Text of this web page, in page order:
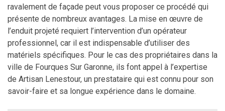
ravalement de façade peut vous proposer ce procédé qui
présente de nombreux avantages. La mise en œuvre de
l’enduit projeté requiert l’intervention d’un opérateur
professionnel, car il est indispensable d’utiliser des
matériels spécifiques. Pour le cas des propriétaires dans la
ville de Fourques Sur Garonne, ils font appel à l’expertise
de Artisan Lenestour, un prestataire qui est connu pour son
savoir-faire et sa longue expérience dans le domaine.